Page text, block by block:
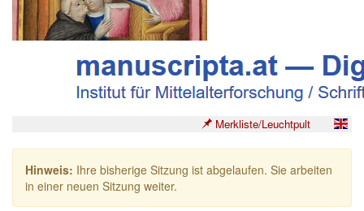
Merkliste/Leuchtpult
Hinweis: Ihre bisherige Sitzung ist abgelaufen. Sie arbeiten
in einer neuen Sitzung weiter.